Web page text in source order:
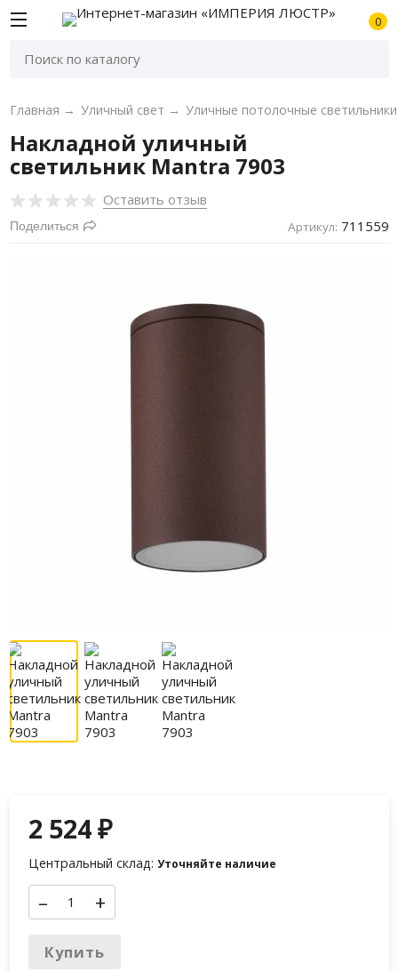
0
Главная → Уличный свет → Уличные потолочные светильники
Накладной уличный
светильник Mantra 7903
Оставить отзыв
Поделиться Артикул: 711559
2 524₽
Центральный склад: Уточняйте наличие
– +
Купить